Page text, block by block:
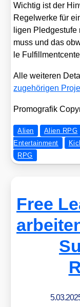
Wich­tig ist der
Regel­wer­ke für
li­gen
muss und das
le
Alle wei­te­ren
zuge­hö­ri­gen
Pro­mo­gra­fik
Alien Alien RPG
Entertainment
RPG
Free